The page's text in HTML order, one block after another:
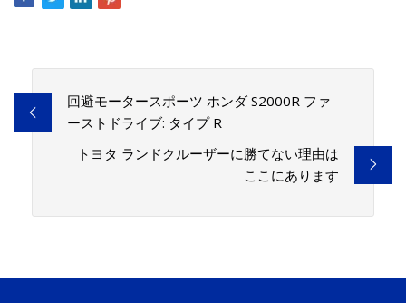
回避モータースポーツ ホンダ S2000R ファ
ーストドライブ: タイプ R
トヨタ ランドクルーザーに勝てない理由は
ここにあります